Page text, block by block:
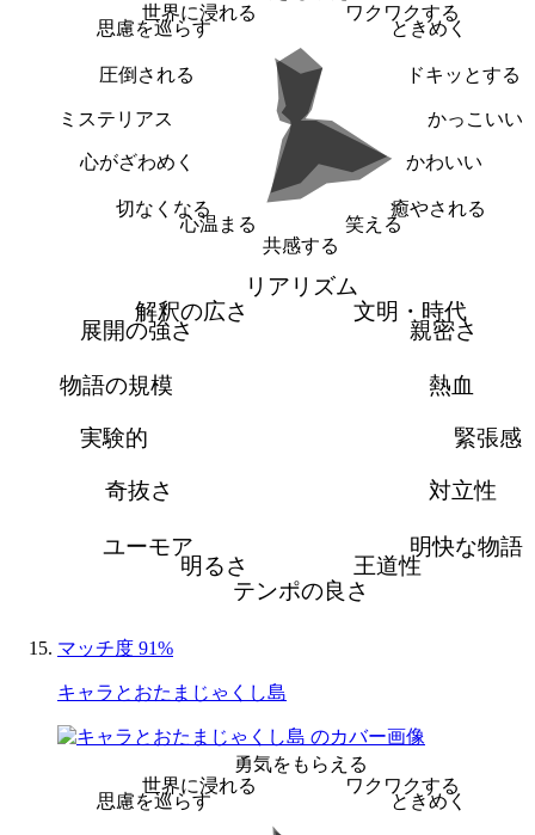
ワクワクする
ときめく
ドキッとする
かっこいい
かわいい
癒やされる
笑える
共感する
心温まる
切なくなる
心がざわめく
ミステリアス
圧倒される
思慮を巡らす
世界に浸れる
リアリズム
文明・時代
親密さ
熱血
緊張感
対立性
明快な物語
王道性
テンポの良さ
明るさ
ユーモア
奇抜さ
実験的
物語の規模
展開の強さ
解釈の広さ
マッチ度 91%
キャラとおたまじゃくし島
勇気をもらえる
ワクワクする
ときめく
思慮を巡らす
世界に浸れる